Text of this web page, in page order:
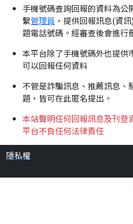
手機號碼查詢回報的資料為公
繫管理員 ，提供回報訊息(資
題電話號碼。經審查後會進行
本平台除了手機號碼外也提供
可以回報任何資料
不管是詐騙訊息、推薦訊息、
題，皆可在此匿名提出。
本站聲明任何回報訊息及刊登
平台不負任何法律責任
隱私權